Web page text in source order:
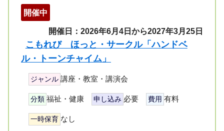
開催中
開催日：2026年6月4日から2027年3月25日
こもれび ほっと・サークル「ハンドベ
ル・トーンチャイム」
ジャンル 講座・教室・講演会
分類 福祉・健康 申し込み 必要 費用 有料
一時保育 なし